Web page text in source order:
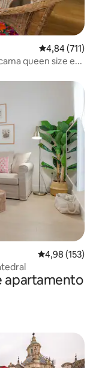
4,84 de uma
4,84 (711)
queen size e...
4,98 de uma
4,98 (153)
apartamento